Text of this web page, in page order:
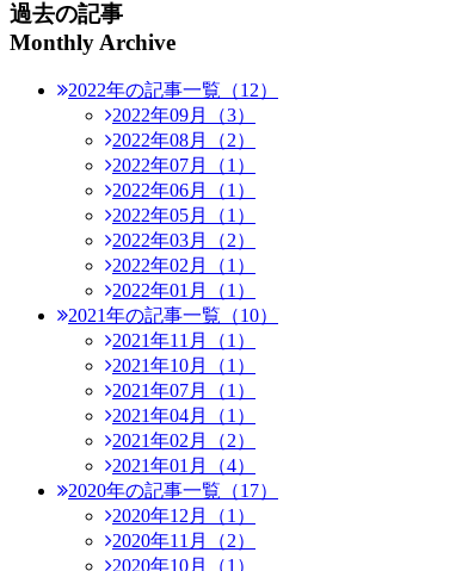
過去の記事
Monthly Archive
2022年の記事一覧（12）
2022年09月（3）
2022年08月（2）
2022年07月（1）
2022年06月（1）
2022年05月（1）
2022年03月（2）
2022年02月（1）
2022年01月（1）
2021年の記事一覧（10）
2021年11月（1）
2021年10月（1）
2021年07月（1）
2021年04月（1）
2021年02月（2）
2021年01月（4）
2020年の記事一覧（17）
2020年12月（1）
2020年11月（2）
2020年10月（1）